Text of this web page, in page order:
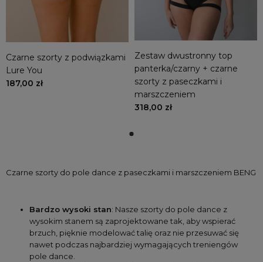
Czarne szorty z podwiązkami
Lure You
187,00 zł
Zestaw dwustronny top
panterka/czarny + czarne
szorty z paseczkami i
marszczeniem
318,00 zł
Czarne szorty do pole dance z paseczkami i marszczeniem BENG
Bardzo wysoki stan: Nasze szorty do pole dance z
wysokim stanem są zaprojektowane tak, aby wspierać
brzuch, pięknie modelować talię oraz nie przesuwać się
nawet podczas najbardziej wymagających treniengów
pole dance.